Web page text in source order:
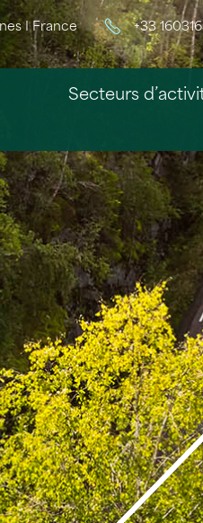
I France +33
Secteurs